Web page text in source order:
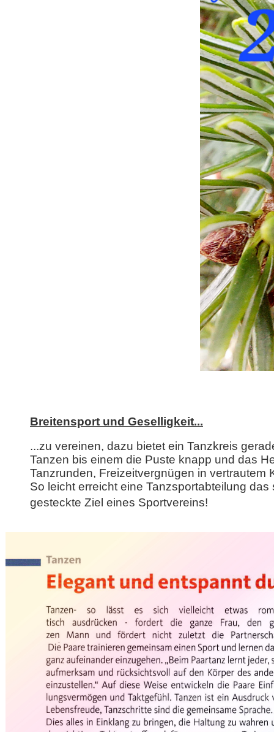
Breitensport und Geselligkeit...
...zu vereinen, dazu bietet ein Tanzkreis
Tanzen bis einem die Puste knapp und das
Tanzrunden, Freizeitvergnügen in vertrautem
So leicht erreicht eine Tanzsportabteilung das
gesteckte Ziel eines Sportvereins!